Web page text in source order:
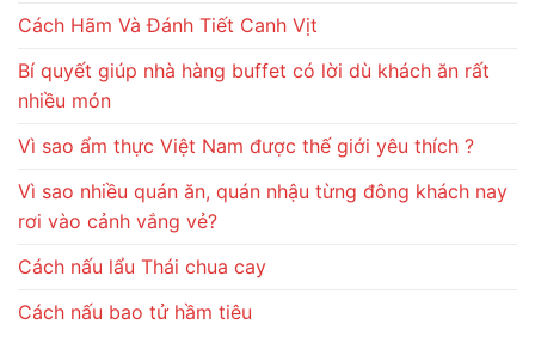
Cách Hãm Và Đánh Tiết Canh Vịt
Bí quyết giúp nhà hàng buffet có lời dù khách ăn rất
nhiều món
Vì sao ẩm thực Việt Nam được thế giới yêu thích ?
Vì sao nhiều quán ăn, quán nhậu từng đông khách nay
rơi vào cảnh vắng vẻ?
Cách nấu lẩu Thái chua cay
Cách nấu bao tử hầm tiêu